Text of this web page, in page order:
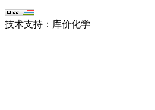
技术支持：库价化学